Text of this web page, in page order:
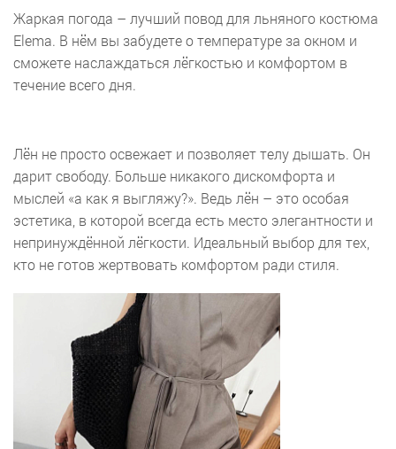
Жаркая погода – лучший повод для льняного костюма
Elema. В нём вы забудете о температуре за окном и
сможете наслаждаться лёгкостью и комфортом в
течение всего дня.
Лён не просто освежает и позволяет телу дышать. Он
дарит свободу. Больше никакого дискомфорта и
мыслей «а как я выгляжу?». Ведь лён – это особая
эстетика, в которой всегда есть место элегантности и
непринуждённой лёгкости. Идеальный выбор для тех,
кто не готов жертвовать комфортом ради стиля.